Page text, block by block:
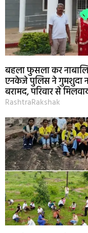
बहला फुसला कर
एनकेजे पुलिस ने गुमशुदा
बरामद, परिवार से
RashtraRakshak